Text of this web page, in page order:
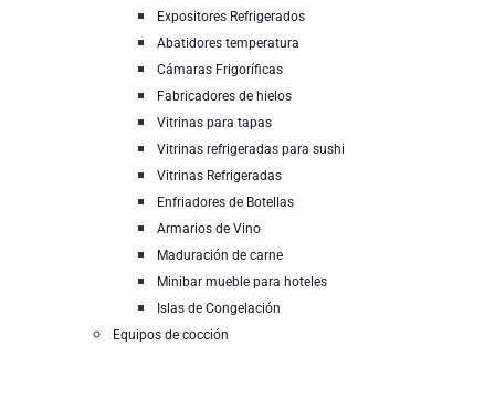
Expositores Refrigerados
Abatidores temperatura
Cámaras Frigoríficas
Fabricadores de hielos
Vitrinas para tapas
Vitrinas refrigeradas para sushi
Vitrinas Refrigeradas
Enfriadores de Botellas
Armarios de Vino
Maduración de carne
Minibar mueble para hoteles
Islas de Congelación
Equipos de cocción